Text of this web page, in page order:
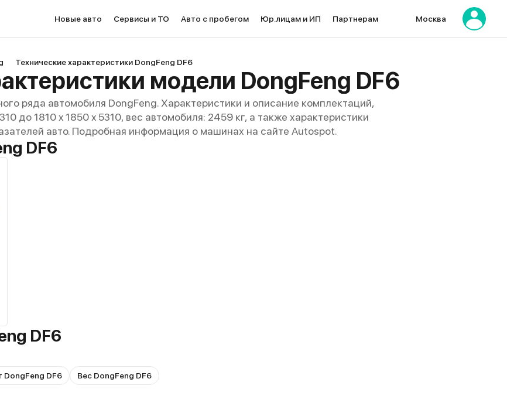
Новые авто Сервисы и ТО Авто с пробегом Юр.лицам и ИП Партнерам Москва
Технические характеристики DongFeng DF6
модели DongFeng DF6
ряда автомобиля DongFeng. Характеристики и описание комплектаций,
до 1810 x 1850 x 5310, вес автомобиля: 2459 кг, а также характеристики
авто. Подробная информация о машинах на сайте Autospot.
DF6
DF6
DongFeng DF6 Вес DongFeng DF6